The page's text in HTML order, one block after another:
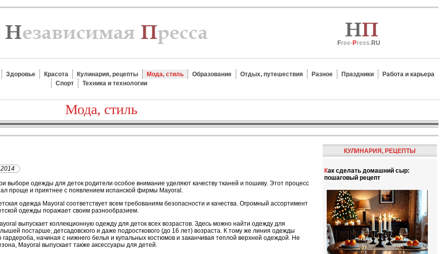
Free-Press.RU
Здоровье Красота Кулинария, рецепты Мода, стиль Образование Отдых, путешествия Разное Праздники
Работа и карьера
Спорт
Техника и технологии
Мода, стиль
выборе одежды для деток родители особое внимание уделяют качеству тканей и пошиву. Этот процесс
проще и приятнее с появлением испанской фирмы Mayoral.
одежда Mayoral соответствует всем требованиям безопасности и качества. Огромный ассортимент
одежды поражает своим разнообразием.
выпускает коллекционную одежду для деток всех возрастов. Здесь можно найти одежду для
постарше, детсадовского и даже подросткового (до 16 лет) возраста. К тому же линия одежды
гардероба, начиная с нижнего белья и купальных костюмов и заканчивая теплой верхней одеждой. Не
Mayoral выпускает также аксессуары для детей.
КУЛИНАРИЯ, РЕЦЕПТЫ
Как сделать домашний сыр:
пошаговый рецепт